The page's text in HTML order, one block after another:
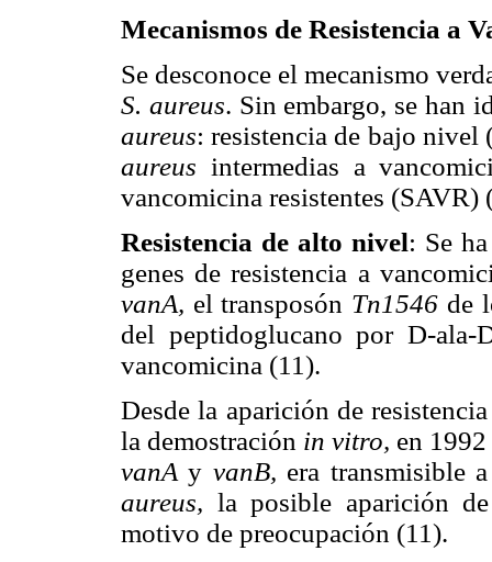
Mecanismos de Resistencia a
Se desconoce el mecanismo
S. aureus. Sin embargo, se han
aureus: resistencia de bajo nivel
aureus intermedias a
vancomicina resistentes (SAVR)
Resistencia de alto nivel: Se
genes de resistencia a
vanA, el transposón Tn1546 de
del peptidoglucano por D-
vancomicina (11).
Desde la aparición de
la demostración in vitro, en 1992
vanAy vanB, era transmisible
aureus, la posible aparición
motivo de preocupación (11).